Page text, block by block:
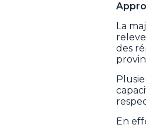
La
des
En